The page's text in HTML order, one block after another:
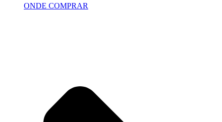
ONDE COMPRAR